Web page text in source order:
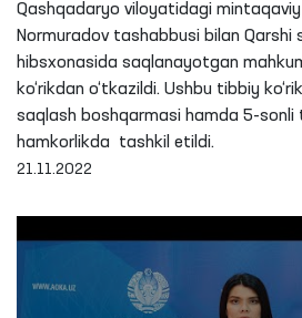
Qashqadaryo viloyatidagi mintaqaviy
Normuradov tashabbusi bilan
hibsxonasida saqlanayotgan
ko‘rikdan o‘tkazildi. Ushbu tibbiy
saqlash boshqarmasi hamda 5-sonli
hamkorlikda tashkil etildi.
21.11.2022